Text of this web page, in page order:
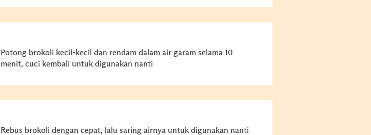
Potong brokoli kecil-kecil dan rendam dalam air garam selama 10
menit, cuci kembali untuk digunakan nanti
Rebus brokoli dengan cepat, lalu saring airnya untuk digunakan nanti